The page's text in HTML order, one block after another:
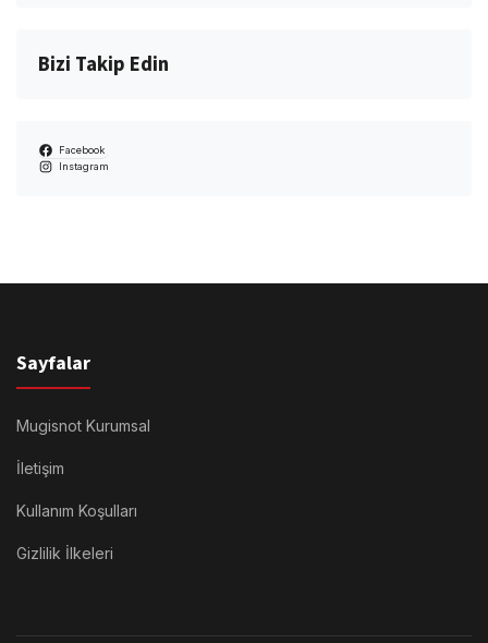
Bizi Takip Edin
Facebook
Instagram
Sayfalar
Mugisnot Kurumsal
İletişim
Kullanım Koşulları
Gizlilik İlkeleri